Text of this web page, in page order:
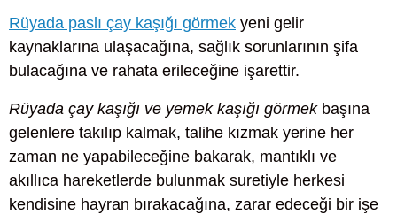
Rüyada paslı çay kaşığı görmek yeni gelir
kaynaklarına ulaşacağına, sağlık sorunlarının şifa
bulacağına ve rahata erileceğine işarettir.
Rüyada çay kaşığı ve yemek kaşığı görmekbaşına
gelenlere takılıp kalmak, talihe kızmak yerine her
zaman ne yapabileceğine bakarak, mantıklı ve
akıllıca hareketlerde bulunmak suretiyle herkesi
kendisine hayran bırakacağına, zarar edeceği bir işe